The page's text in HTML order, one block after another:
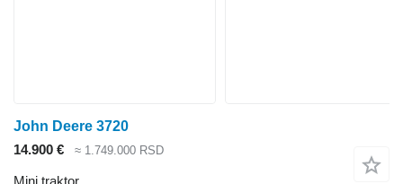
John Deere 3720
14.900 €
≈ 1.749.000 RSD
Mini traktor